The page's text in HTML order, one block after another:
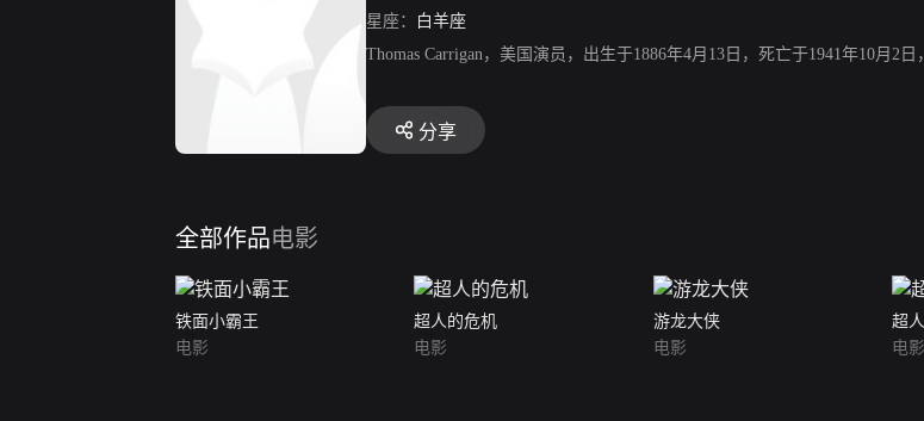
星座：
白羊座
Thomas Carrigan，美国演员，出生于1886年4月13日，死亡于1941年10月2日
分享
全部作品电影
铁面小霸王
电影
超人的危机
电影
游龙大侠
电影
超
电影